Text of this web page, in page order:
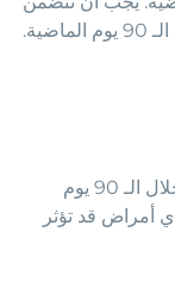
الشهادة الطبية الأصلية ونسخة منها، صادرة خلال الـ 90 يوم
أمراض قد تؤثر